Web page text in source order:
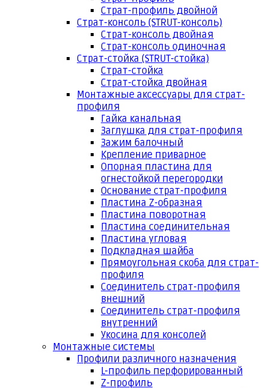
Страт-профиль двойной
Страт-консоль (STRUT-консоль)
Страт-консоль двойная
Страт-консоль одиночная
Страт-стойка (STRUT-стойка)
Страт-стойка
Страт-стойка двойная
Монтажные аксессуары для страт-
профиля
Гайка канальная
Заглушка для страт-профиля
Зажим балочный
Крепление приварное
Опорная пластина для
огнестойкой перегородки
Основание страт-профиля
Пластина Z-образная
Пластина поворотная
Пластина соединительная
Пластина угловая
Подкладная шайба
Прямоугольная скоба для страт-
профиля
Соединитель страт-профиля
внешний
Соединитель страт-профиля
внутренний
Укосина для консолей
Монтажные системы
Профили различного назначения
L-профиль перфорированный
Z-профиль